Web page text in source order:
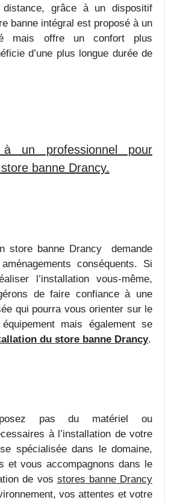
grâce à un dispositif
banne intégral est proposé à un
mais offre un confort plus
d’une plus longue durée de
un professionnel pour
banne Drancy.
store banne Drancy
demande
conséquents. Si
l’installation vous-même,
de faire confiance à une
qui pourra vous orienter sur le
mais également se
du store banne Drancy.
pas du matériel ou
à l’installation de votre
spécialisée dans le domaine,
et vous accompagnons dans le
de vos stores banne Drancy
vos attentes et votre